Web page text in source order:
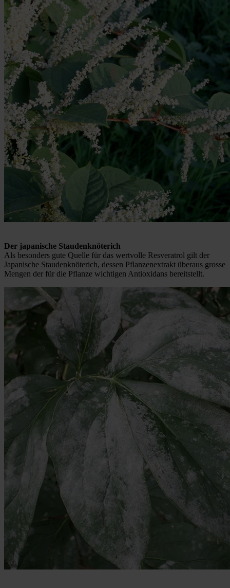
Der japanische Staudenknöterich
Als besonders gute Quelle für das wertvolle Resveratrol gilt der
Japanische Staudenknöterich, dessen Pflanzenextrakt überaus grosse
Mengen der für die Pflanze wichtigen Antioxidans bereitstellt.